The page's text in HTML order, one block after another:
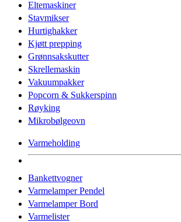
Eltemaskiner
Stavmikser
Hurtighakker
Kjøtt prepping
Grønnsakskutter
Skrellemaskin
Vakuumpakker
Popcorn & Sukkerspinn
Røyking
Mikrobølgeovn
Varmeholding
Bankettvogner
Varmelamper Pendel
Varmelamper Bord
Varmelister